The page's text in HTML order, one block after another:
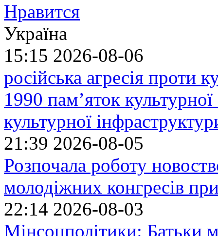
Нравится
Україна
15:15 2026-08-06
російська агресія проти
1990 пам’яток
культурної
21:39 2026-08-05
Розпочала роботу
молодіжних конгресів
22:14 2026-08-03
Мінсоцполітики: Батьки